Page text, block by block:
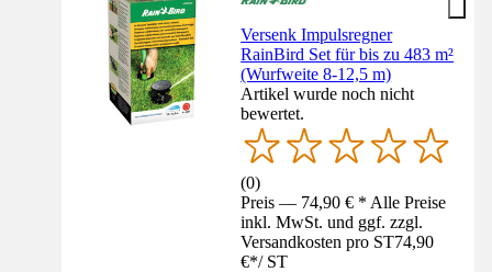
Versenk Impulsregner
RainBird Set für bis zu 483 m²
(Wurfweite 8-12,5 m)
Artikel wurde noch nicht
bewertet.
(0)
Preis — 74,90 € * Alle Preise
inkl. MwSt. und ggf. zzgl.
Versandkosten pro ST74,90
€*/ ST